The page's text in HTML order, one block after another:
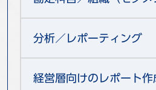
分析／レポーティング
経営層向けのレポート作